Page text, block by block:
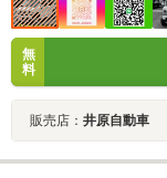
無
料
販売店： 井原自動車